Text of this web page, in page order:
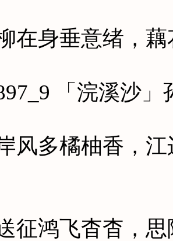
身垂意绪，藕
「浣溪沙」
多橘柚香，江
鸿飞杳杳，思